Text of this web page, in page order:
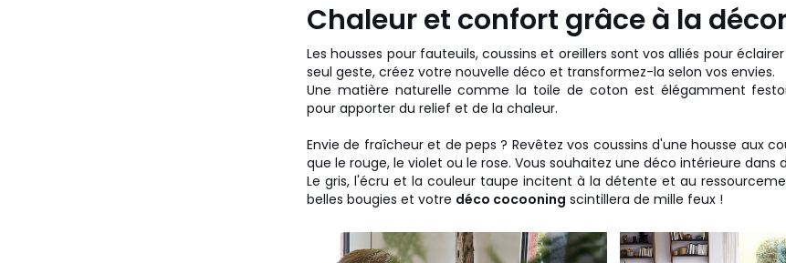
Chaleur et confort grâce à la
Les housses pour fauteuils, coussins et oreillers sont vos alliés pour
seul geste, créez votre nouvelle déco et transformez-la selon vos envies.
Une matière naturelle comme la toile de coton est élégamment
pour apporter du relief et de la chaleur.
Envie de fraîcheur et de peps ? Revêtez vos coussins d'une housse aux
que le rouge, le violet ou le rose. Vous souhaitez une déco intérieure dans
Le gris, l'écru et la couleur taupe incitent à la détente et au
belles bougies et votre déco cocooning scintillera de mille feux !